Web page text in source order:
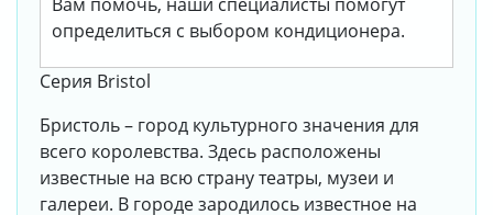
Вам помочь, наши специалисты помогут
определиться с выбором кондиционера.
Серия Bristol
Бристоль – город культурного значения для
всего королевства. Здесь расположены
известные на всю страну театры, музеи и
галереи. В городе зародилось известное на